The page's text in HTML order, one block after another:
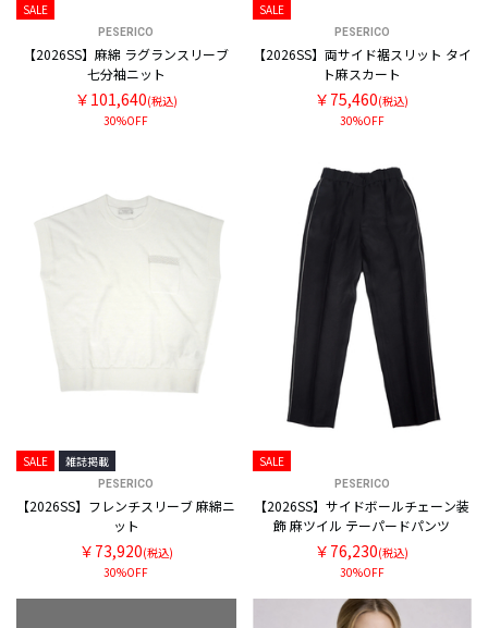
SALE
PESERICO
【2026SS】麻綿 ラグランスリーブ
七分袖ニット
￥101,640(税込)
30%OFF
SALE
PESERICO
【2026SS】両サイド裾スリット タイ
ト麻スカート
￥75,460(税込)
30%OFF
SALE 雑誌掲載
PESERICO
【2026SS】フレンチスリーブ 麻綿ニ
ット
￥73,920(税込)
30%OFF
SALE
PESERICO
【2026SS】サイドボールチェーン装
飾 麻ツイル テーパードパンツ
￥76,230(税込)
30%OFF